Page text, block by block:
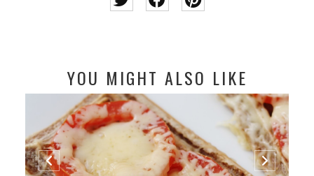
YOU MIGHT ALSO LIKE